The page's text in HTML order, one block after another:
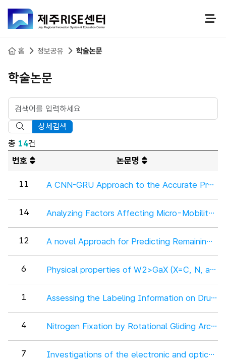
홈 정보공유 학술논문
학술논문
상세검색
총 14건
번호
논문명
11
14
12
6 Physical properties of W2>GaX (X=C, N,
1 Assessing the Labeling Information on Drugs
4 Nitrogen Fixation by Rotational Gliding Arc
7 Investigations of the electronic and optical